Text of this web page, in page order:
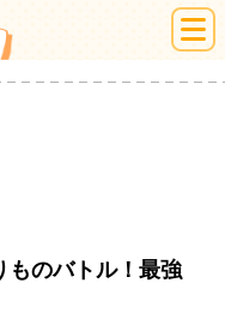
絵本ひろば
ものバトル！最強